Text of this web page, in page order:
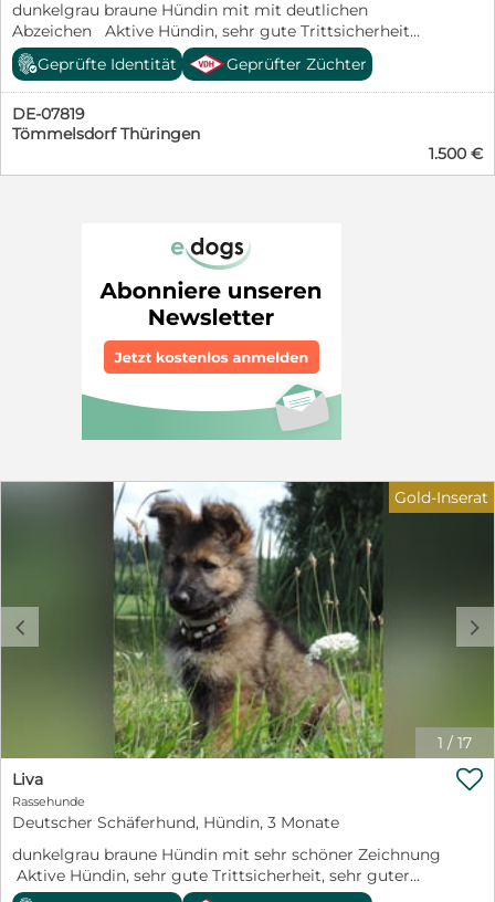
dunkelgrau braune Hündin mit mit deutlichen
Abzeichen Aktive Hündin, sehr gute Trittsicherheit
unbefangen und ein sehr guter Spieler, freundlich und
aufgeschlossen
Geprüfte Identität Geprüfter Züchter
DE-07819
Tömmelsdorf Thüringen
1.500 €
1 / 17
c d
Gold-Inserat
Liva
Rassehunde
Deutscher Schäferhund, Hündin, 3 Monate
dunkelgrau braune Hündin mit sehr schöner Zeichnung
Aktive Hündin, sehr gute Trittsicherheit, sehr guter
Spieler, freundlich und aufgeschlossen.
